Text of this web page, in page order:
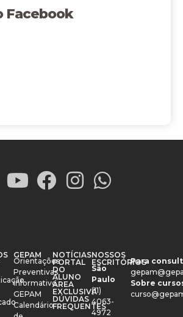
Facebook
GEPAM
Orientações
Preventivas
Informativo
GEPAM
Calendário
NOTÍCIAS
PORTAL
DO
ALUNO
ÁREA
EXCLUSIVA
DÚVIDAS
FREQUENTES
NOSSOS
ESCRITÓRIOS
São
Paulo
(11)
4063-
4972
Para
Sobre